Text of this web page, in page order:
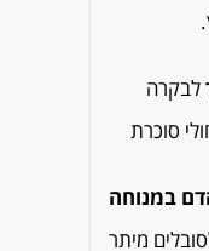
לבקרה
סוכרת
במנוחה
מיתר